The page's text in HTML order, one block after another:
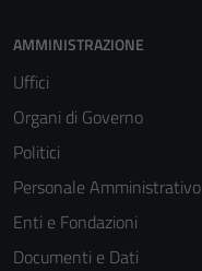
AMMINISTRAZIONE
Uffici
Organi di Governo
Politici
Personale Amministrativo
Enti e Fondazioni
Documenti e Dati